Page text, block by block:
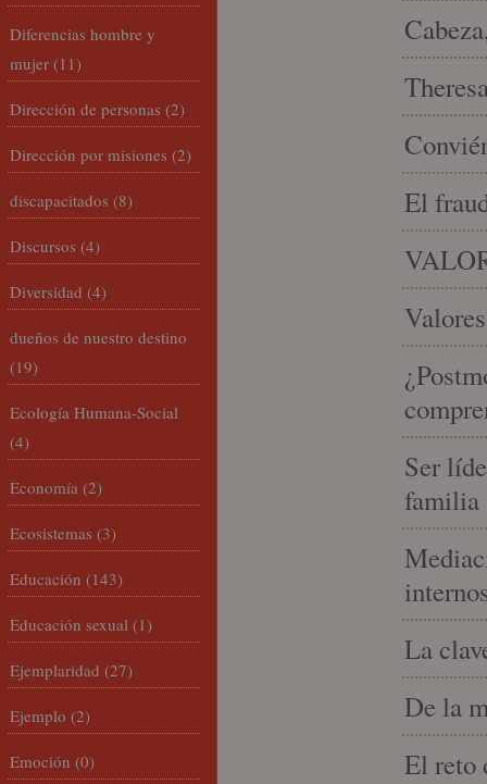
El
Ser
familia
La
De la
El reto
Diferencias hombre y
mujer (11)
Dirección de personas (2)
Dirección por misiones (2)
discapacitados (8)
Discursos (4)
Diversidad (4)
dueños de nuestro destino
(19)
Ecología Humana-Social
(4)
Economía (2)
Ecosistemas (3)
Educación (143)
Educación sexual (1)
Ejemplaridad (27)
Ejemplo (2)
Emoción (0)